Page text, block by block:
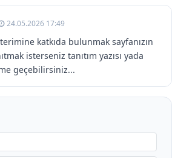
24.05.2026 17:49
katkıda bulunmak sayfanızın
isterseniz tanıtım yazısı yada
geçebilirsiniz...